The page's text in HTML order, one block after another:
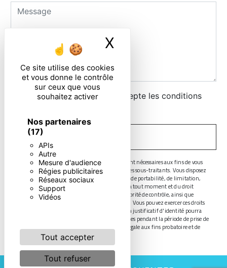
Ce site utilise des cookies
et vous donne le contrôle
sur ceux que vous
souhaitez activer
Nos partenaires
(17)
APIs
Autre
Mesure d'audience
Régies publicitaires
Réseaux sociaux
Support
Vidéos
Tout accepter
Tout refuser
X
En cochant cette case, j'accepte les conditions
** Les données personnelles communiquées sont nécessaires aux fins de vous
contacter. Elles sont destinées à l'entreprise et ses sous-traitants. Vous disposez
de droits d’accès, de rectification, d’effacement, de portabilité, de limitation,
d’opposition, de retrait de votre consentement à tout moment et du droit
d’introduire une réclamation auprès d’une autorité de contrôle, ainsi que
d’organiser le sort de vos données post-mortem. Vous pouvez exercer ces droits
par voie postale ou par courrier électronique. Un justificatif d'identité pourra
vous être demandé. Nous conservons vos données pendant la période de prise de
contact puis pendant la durée de prescription légale aux fins probatoire et de
gestion des contentieux.